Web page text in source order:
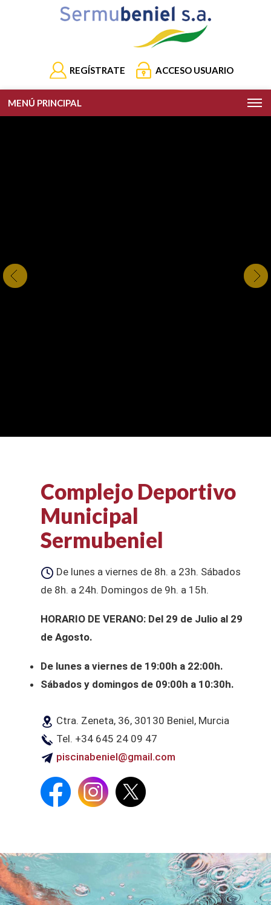
REGÍSTRATE ACCESO USUARIO
MENÚ PRINCIPAL
Complejo Deportivo
Municipal
Sermubeniel
De lunes a viernes de 8h. a 23h. Sábados
de 8h. a 24h. Domingos de 9h. a 15h.
HORARIO DE VERANO: Del 29 de Julio al 29
de Agosto.
De lunes a viernes de 19:00h a 22:00h.
Sábados y domingos de 09:00h a 10:30h.
Ctra. Zeneta, 36, 30130 Beniel, Murcia
Tel. +34 645 24 09 47
piscinabeniel@gmail.com